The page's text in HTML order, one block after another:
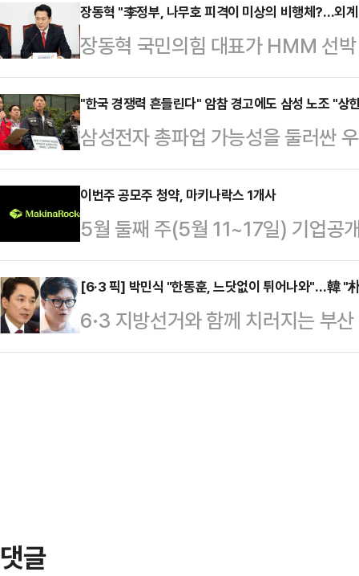
되는 시점에서 글로벌 자금의 한국
다.11일 금융감독원 전자공시시스
(BlackRock Fund Advisors)는
유해 지분율 6.23%(4월22일 기준
보고서 기준 455만5963주
장동혁 "李정부, 나무호 피격이 미상의 비행체?…외
장동혁 국민의힘 대표가 HMM 선
행체에 타격을 당했다는 외교부 발
공격이라도 있었던 것이냐"라고 꼬
최고위원회의에서 "이재명 정부는
없다. 국민들이 묻고 있다. 이재명
다.먼저 그는 "이미 이란 국영 TV가
다"며 "때린 놈이 자백을 하는데도
는) 이제 …
"한국 경쟁력 흔들린다" 암참 경고에도 삼성 노조 "상
삼성전자 총파업 가능성을 둘러싼
시장으로 확산하고 있다. 11일 주
공개적으로 "한국 투자 경쟁력과
한 가운데, 삼성전자 노조는 정부
한 폐지와 제도화 요구에는 변함이
을 열흘 앞두고 노사 간 강대강 대
마지막 분수령이 될 것이란 관측이
사는 이날부터 이틀간 …
이번주 공모주 청약, 마키나락스 1개사
5월 둘째 주(5월 11~17일) 기업공
기업 마키나락스 1개사가 일반투자
는 오는 11일과 12일 이틀간 일반
장할 예정이다.상장 주관사는 미래
부터 5월 6일까지 기관투자자 대상
[6·3 픽] 박민식 "한동훈, 느닷없이 튀어나와"…韓 "
6·3 지방선거와 함께 치러지는 부
식 후보와 무소속 한동훈 후보가 선
댓글